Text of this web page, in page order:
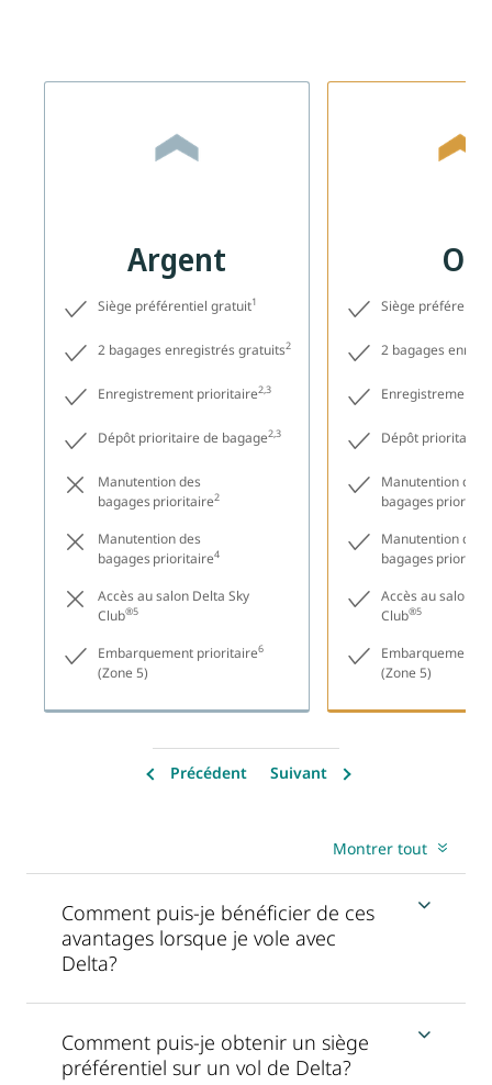
Argent Or
Siège préférentiel gratuit1 Siège
2 bagages enregistrés gratuits2 2 bagages
Enregistrement prioritaire2,3 Enregistrement
Dépôt prioritaire de bagage2,3 Dépôt prioritaire
Manutention des
bagages prioritaire2
Manutention des
bagages
Manutention des
bagages prioritaire4
Manutention des
bagages
Accès au salon Delta Sky
Club®5
Accès au salon
Club®5
Embarquement prioritaire6
(Zone 5)
Embarquement
(Zone 5)
Précédent Suivant
Montrer tout
Comment puis-je bénéficier de ces
avantages lorsque je vole avec
Delta?
Comment puis-je obtenir un siège
préférentiel sur un vol de Delta?